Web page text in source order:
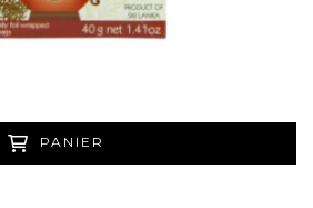
PANIER